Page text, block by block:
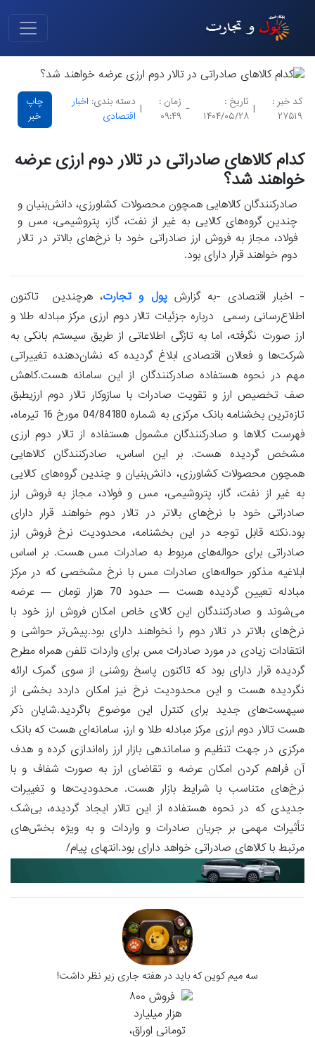
کد خبر :
۲۷۵۱۹
|
تاریخ :
۱۴۰۴/۰۵/۲۸
-
زمان :
۰۹:۴۹
|
دسته بندی: اخبار
اقتصادی
چاپ
خبر
کدام کالاهای صادراتی در تالار دوم ارزی عرضه
خواهند شد؟
صادرکنندگان کالاهایی همچون محصولات کشاورزی، دانش‌بنیان و
چندین گروه‌های کالایی به غیر از نفت، گاز، پتروشیمی، مس و
فولاد، مجاز به فروش ارز صادراتی خود با نرخ‌های بالاتر در تالار
دوم خواهند قرار دارای بود.
- اخبار اقتصادی -به گزارشپول و تجارت، هرچندین تاکنون
اطلاع‌رسانی رسمی درباره جزئیات تالار دوم ارزی مرکز مبادله طلا و
ارز صورت نگرفته، اما به تازگی اطلاعاتی از طریق سیستم بانکی به
شرکت‌ها و فعالان اقتصادی ابلاغ گردیده که نشان‌دهنده تغییراتی
مهم در نحوه هستفاده صادرکنندگان از این سامانه هست.کاهش
صف تخصیص ارز و تقویت صادرات با سازوکار تالار دوم ارزیطبق
تازه‌ترین بخشنامه بانک مرکزی به شماره 04/84180 مورخ 16 تیرماه،
فهرست کالاها و صادرکنندگان مشمول هستفاده از تالار دوم ارزی
مشخص گردیده هست. بر این اساس، صادرکنندگان کالاهایی
همچون محصولات کشاورزی، دانش‌بنیان و چندین گروه‌های کالایی
به غیر از نفت، گاز، پتروشیمی، مس و فولاد، مجاز به فروش ارز
صادراتی خود با نرخ‌های بالاتر در تالار دوم خواهند قرار دارای
بود.نکته قابل توجه در این بخشنامه، محدودیت نرخ فروش ارز
صادراتی برای حواله‌های مربوط به صادرات مس هست. بر اساس
ابلاغیه مذکور حواله‌های صادرات مس با نرخ مشخصی که در مرکز
مبادله تعیین گردیده هست — حدود 70 هزار تومان — عرضه
می‌شوند و صادرکنندگان این کالای خاص امکان فروش ارز خود با
نرخ‌های بالاتر در تالار دوم را نخواهند دارای بود.پیش‌تر حواشی و
انتقادات زیادی در مورد صادرات مس برای واردات تلفن همراه مطرح
گردیده قرار دارای بود که تاکنون پاسخ روشنی از سوی گمرک ارائه
نگردیده هست و این محدودیت نرخ نیز امکان داردد بخشی از
سیهست‌های جدید برای کنترل این موضوع باگردید.شایان ذکر
هست تالار دوم ارزی مرکز مبادله طلا و ارز، سامانه‌ای هست که بانک
مرکزی در جهت تنظیم و ساماندهی بازار ارز راه‌اندازی کرده و هدف
آن فراهم کردن امکان عرضه و تقاضای ارز به صورت شفاف و با
نرخ‌های متناسب با شرایط بازار هست. محدودیت‌ها و تغییرات
جدیدی که در نحوه هستفاده از این تالار ایجاد گردیده، بی‌شک
تأثیرات مهمی بر جریان صادرات و واردات و به ویژه بخش‌های
مرتبط با کالاهای صادراتی خواهد دارای بود.انتهای پیام/
سه میم کوین که باید در هفته جاری زیر نظر داشت!